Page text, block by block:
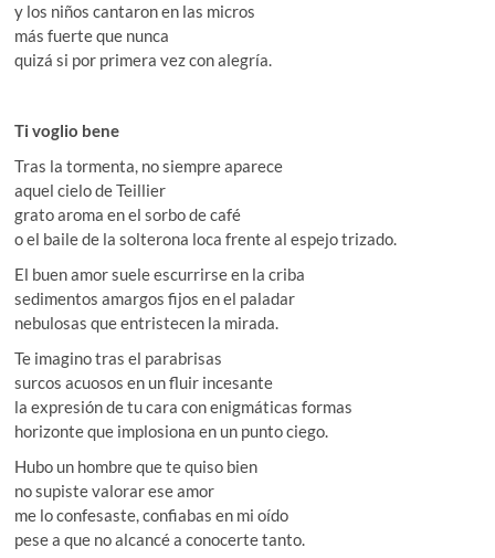
y los niños cantaron en las micros
más fuerte que nunca
quizá si por primera vez con alegría.
Ti voglio bene
Tras la tormenta, no siempre aparece
aquel cielo de Teillier
grato aroma en el sorbo de café
o el baile de la solterona loca frente al espejo trizado.
El buen amor suele escurrirse en la criba
sedimentos amargos fijos en el paladar
nebulosas que entristecen la mirada.
Te imagino tras el parabrisas
surcos acuosos en un fluir incesante
la expresión de tu cara con enigmáticas formas
horizonte que implosiona en un punto ciego.
Hubo un hombre que te quiso bien
no supiste valorar ese amor
me lo confesaste, confiabas en mi oído
pese a que no alcancé a conocerte tanto.